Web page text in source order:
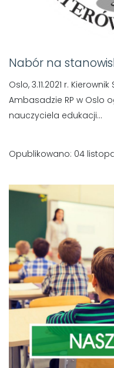
Nabór na
Oslo, 3.11.2021 r.
Ambasadzie RP w Oslo
nauczyciela edukacji...
Opublikowano: 04